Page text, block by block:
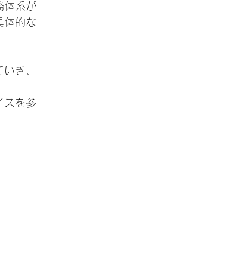
体系が
体的な
き、
スを参